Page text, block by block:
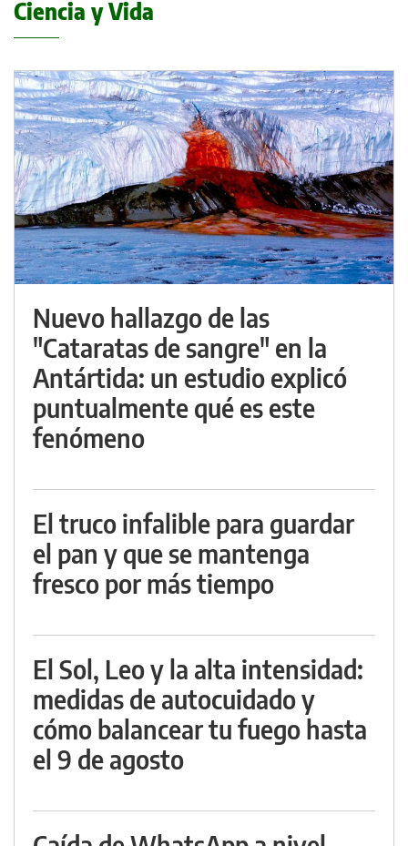
Ciencia y Vida
Nuevo hallazgo de las
"Cataratas de sangre" en la
Antártida: un estudio explicó
puntualmente qué es este
fenómeno
El truco infalible para guardar
el pan y que se mantenga
fresco por más tiempo
El Sol, Leo y la alta intensidad:
medidas de autocuidado y
cómo balancear tu fuego hasta
el 9 de agosto